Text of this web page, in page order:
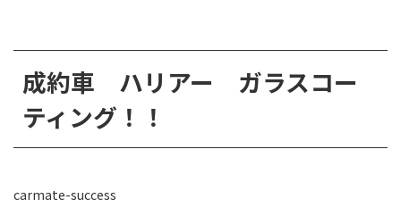
成約車 ハリアー ガラスコー
ティング！！
carmate-success